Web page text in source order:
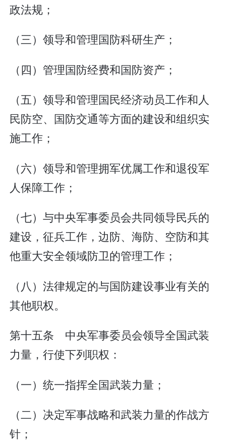
政法规；
（三）领导和管理国防科研生产；
（四）管理国防经费和国防资产；
（五）领导和管理国民经济动员工作和人
民防空、国防交通等方面的建设和组织实
施工作；
（六）领导和管理拥军优属工作和退役军
人保障工作；
（七）与中央军事委员会共同领导民兵的
建设，征兵工作，边防、海防、空防和其
他重大安全领域防卫的管理工作；
（八）法律规定的与国防建设事业有关的
其他职权。
第十五条 中央军事委员会领导全国武装
力量，行使下列职权：
（一）统一指挥全国武装力量；
（二）决定军事战略和武装力量的作战方
针；